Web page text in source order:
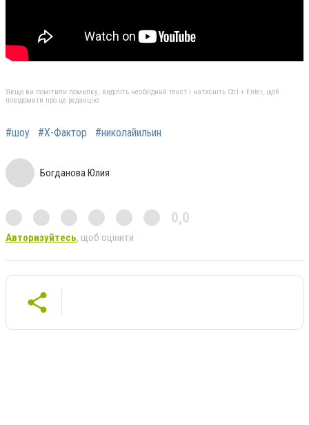
Якщо ви помітили помилку, виділіть необхідний текст і натисніть Ctrl + Enter, щоб
повідомити про це редакцію
#шоу #Х-Фактор #николайильин
Богданова Юлия
0,0
Авторизуйтесь, щоб оцінити